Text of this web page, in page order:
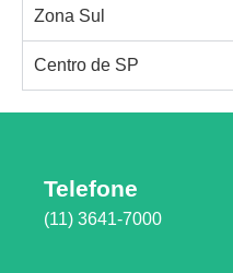
Zona Sul
Centro de SP
Telefone
(11) 3641-7000